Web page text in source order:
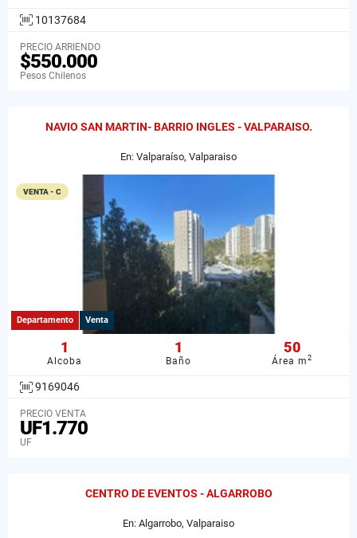
10137684
PRECIO ARRIENDO
$550.000
Pesos Chilenos
NAVIO SAN MARTIN- BARRIO INGLES - VALPARAISO.
En: Valparaíso, Valparaiso
VENTA - C
Departamento Venta
1
Alcoba
1
Baño
50
Área m2
9169046
PRECIO VENTA
UF1.770
UF
CENTRO DE EVENTOS - ALGARROBO
En: Algarrobo, Valparaiso